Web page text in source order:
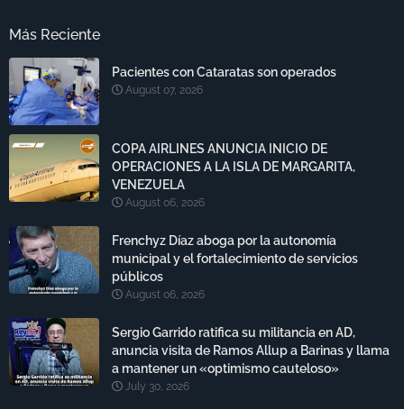
Más Reciente
Pacientes con Cataratas son operados
August 07, 2026
COPA AIRLINES ANUNCIA INICIO DE
OPERACIONES A LA ISLA DE MARGARITA,
VENEZUELA
August 06, 2026
Frenchyz Díaz aboga por la autonomía
municipal y el fortalecimiento de servicios
públicos
August 06, 2026
Sergio Garrido ratifica su militancia en AD,
anuncia visita de Ramos Allup a Barinas y llama
a mantener un «optimismo cauteloso»
July 30, 2026